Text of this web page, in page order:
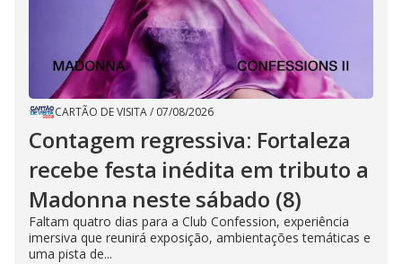
CARTÃO DE VISITA/ 07/08/2026
Contagem regressiva: Fortaleza
recebe festa inédita em tributo a
Madonna neste sábado (8)
Faltam quatro dias para a Club Confession, experiência
imersiva que reunirá exposição, ambientações temáticas e
uma pista de...